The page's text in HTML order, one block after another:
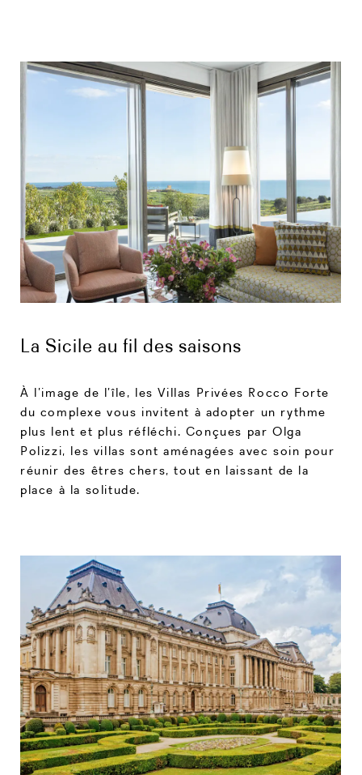
La Sicile au fil des saisons
À l’image de l’île, les Villas Privées Rocco Forte
du complexe vous invitent à adopter un rythme
plus lent et plus réfléchi. Conçues par Olga
Polizzi, les villas sont aménagées avec soin pour
réunir des êtres chers, tout en laissant de la
place à la solitude.